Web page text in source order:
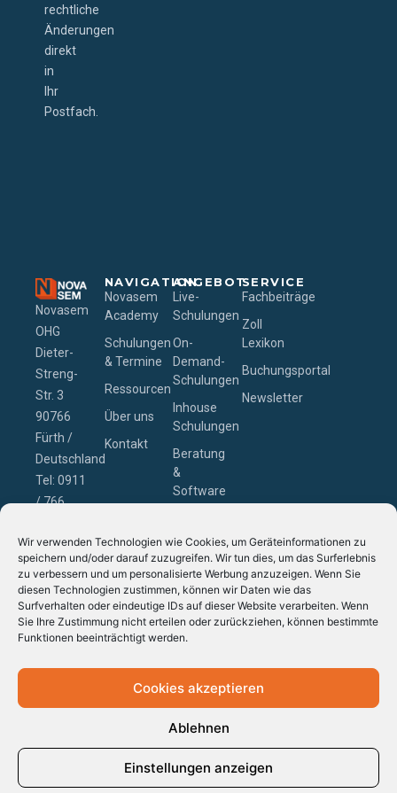
Wir verwenden Technologien wie Cookies, um Geräteinformationen zu
speichern und/oder darauf zuzugreifen. Wir tun dies, um das Surferlebnis
zu verbessern und um personalisierte Werbung anzuzeigen. Wenn Sie
diesen Technologien zustimmen, können wir Daten wie das
Surfverhalten oder eindeutige IDs auf dieser Website verarbeiten. Wenn
Sie Ihre Zustimmung nicht erteilen oder zurückziehen, können bestimmte
Funktionen beeinträchtigt werden.
Cookies akzeptieren
Ablehnen
Einstellungen anzeigen
rechtliche
Änderungen
direkt
in
Ihr
Postfach.
Novasem
OHG
Dieter-
Streng-
Str. 3
90766
Fürth /
Deutschland
Tel: 0911
/ 766
Email:
schulung@novasem.de
NAVIGATION
Novasem
Academy
Schulungen
& Termine
Ressourcen
Über uns
Kontakt
ANGEBOT
Live-
Schulungen
On-
Demand-
Schulungen
Inhouse
Schulungen
Beratung
&
Software
SERVICE
Fachbeiträge
Zoll
Lexikon
Buchungsportal
Newsletter
© 2026 Novasem OHG. Alle Rechte
vorbehalten.
Impressum